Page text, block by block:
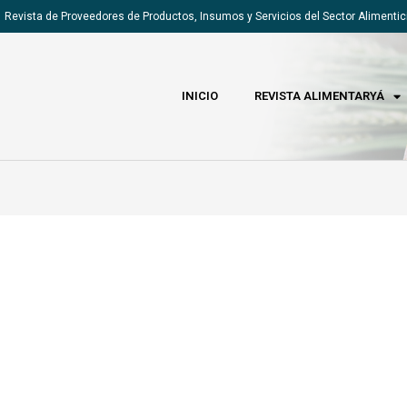
Revista de Proveedores de Productos, Insumos y Servicios del Sector
INICIO
REVISTA ALIMENTARYÁ